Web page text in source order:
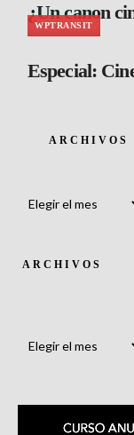
¿Un canon
WPTRANSIT
Especial:
ARCHIVOS
ARCHIVOS